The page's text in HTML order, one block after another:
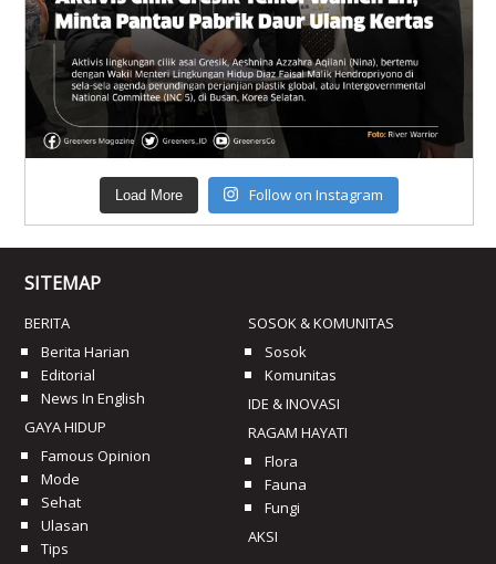
Load More Follow on Instagram
SITEMAP
BERITA
Berita Harian
Editorial
News In English
GAYA HIDUP
Famous Opinion
Mode
Sehat
Ulasan
Tips
SOSOK & KOMUNITAS
Sosok
Komunitas
IDE & INOVASI
RAGAM HAYATI
Flora
Fauna
Fungi
AKSI